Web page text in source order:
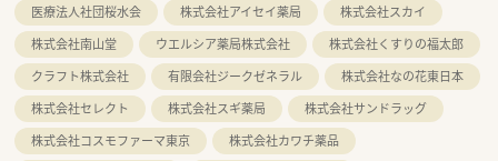
医療法人社団桜水会 株式会社アイセイ薬局
株式会社スカイ
株式会社南山堂
ウエルシア薬局株式会社
株式会社くすりの福太郎
クラフト株式会社
有限会社ジークゼネラル
株式会社なの花東日本
株式会社セレクト
株式会社スギ薬局
株式会社サンドラッグ
株式会社コスモファーマ東京
株式会社カワチ薬品